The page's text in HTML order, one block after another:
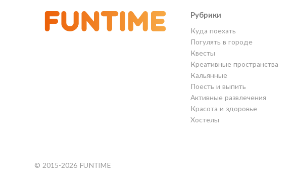
Рубрики
Куда поехать
Погулять в городе
Квесты
Креативные пространства
Кальянные
Поесть и выпить
Активные развлечения
Красота и здоровье
Хостелы
© 2015-2026 FUNTIME